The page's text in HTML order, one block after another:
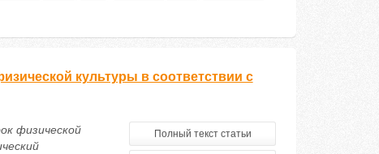
культуры в соответствии с
физической
Полный текст статьи